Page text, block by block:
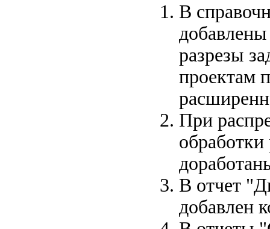
В
разрезы
проектам
При
обработки
В отчет
добавлен